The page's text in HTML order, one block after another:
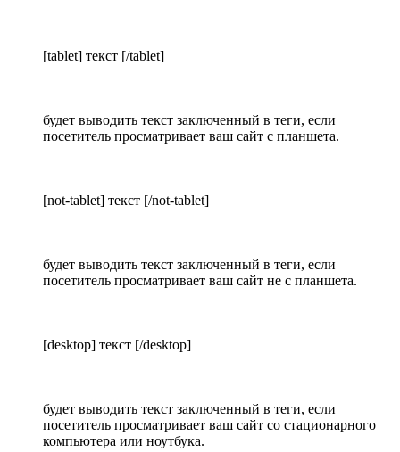
[tablet] текст [/tablet]
будет выводить текст заключенный в теги, если
посетитель просматривает ваш сайт с планшета.
[not-tablet] текст [/not-tablet]
будет выводить текст заключенный в теги, если
посетитель просматривает ваш сайт не с планшета.
[desktop] текст [/desktop]
будет выводить текст заключенный в теги, если
посетитель просматривает ваш сайт со стационарного
компьютера или ноутбука.